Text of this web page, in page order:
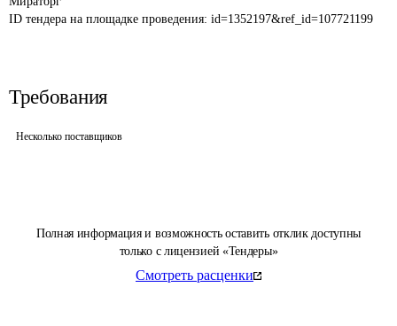
Полная информация и возможность оставить отклик доступны
только с лицензией «Тендеры»
Смотреть расценки
ID тендера на площадке проведения: id=1352197&ref_id=107721199
Требования
Несколько поставщиков